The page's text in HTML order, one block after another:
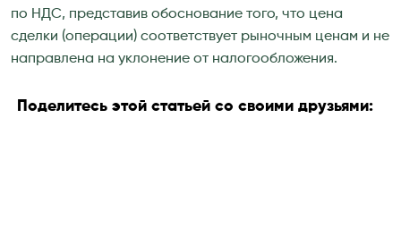
по НДС, представив обоснование того, что цена
сделки (операции) соответствует рыночным ценам и не
направлена на уклонение от налогообложения.
Поделитесь этой статьей со своими друзьями: